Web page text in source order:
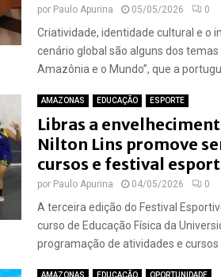
por Paulo Apurina 05/05/2026 0
Criatividade, identidade cultural e o
cenário global são alguns dos temas
Amazônia e o Mundo”, que a
AMAZONAS EDUCAÇÃO ESPORTE
Libras a
Nilton Lins promove
cursos e festival
por Paulo Apurina 04/05/2026 0
A terceira edição do Festival
curso de Educação Física da
programação de atividades e cursos
AMAZONAS EDUCAÇÃO OPORTUNIDADE